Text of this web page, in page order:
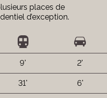
places de
d’exception.
9' 2'
31' 6'